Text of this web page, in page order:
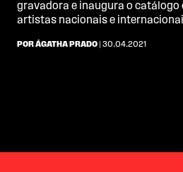
gravadora e inaugura o catálogo
artistas nacionais e
POR ÁGATHA PRADO | 30.04.2021